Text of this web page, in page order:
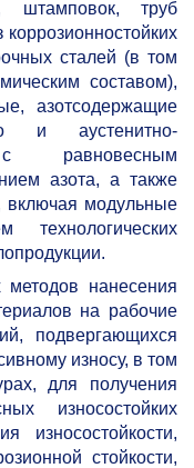
штамповок, труб
сталей (в том
составом),
азотсодержащие
и аустенитно-
равновесным
азота, а также
включая модульные
технологических
методов нанесения
на рабочие
подвергающихся
износу, в том
для получения
износостойких
износостойкости,
стойкости,